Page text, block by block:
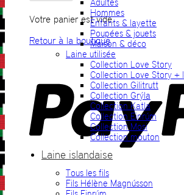
Votre panier est vide.
Retour à la boutique
Adultes
Hommes
Enfants & layette
Poupées & jouets
Maison & déco
Laine utilisée
Collection Love Story
Collection Love Story +
Collection Gilitrutt
Collection Grýla
Collection Katla
Collection Einrúm
Collection Mosi
Collection mouton
Laine islandaise
Tous les fils
Fils Hélène Magnússon